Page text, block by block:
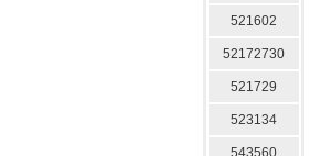
521602
52172730
521729
523134
543560